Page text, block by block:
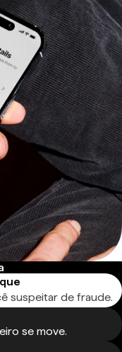
suspeitar de fraude.
se move.